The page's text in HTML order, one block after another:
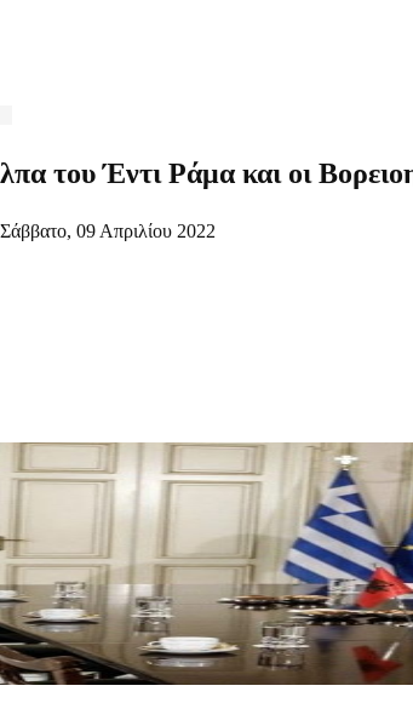
του Έντι Ράμα και οι
Σάββατο, 09 Απριλίου 2022